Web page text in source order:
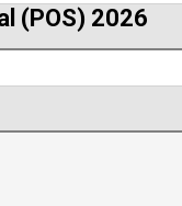
(POS) 2026